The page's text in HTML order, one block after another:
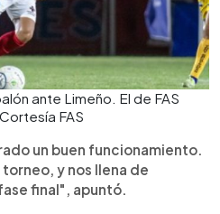
ante Limeño. El de FAS
FAS
un buen funcionamiento.
y nos llena de
final", apuntó.